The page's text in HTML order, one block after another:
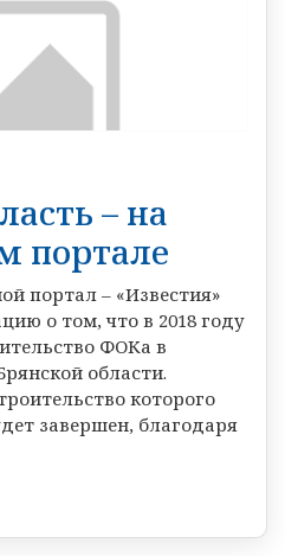
– на
портале
портал – «Известия»
о том, что в 2018 году
ФОКа в
области.
которого
завершен, благодаря